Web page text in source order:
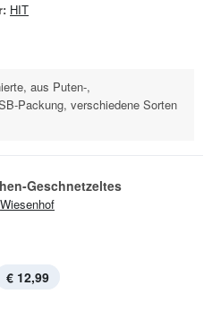
HIT
aus Puten-,
Packung, verschiedene Sorten
Geschnetzeltes
Wiesenhof
€ 12,99